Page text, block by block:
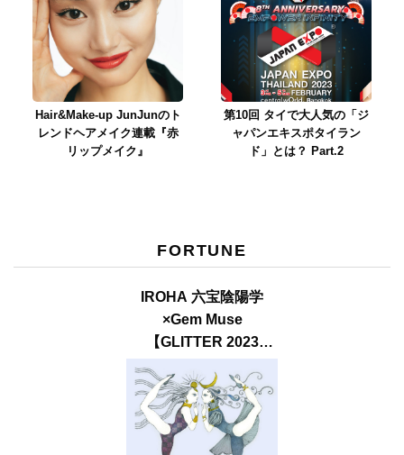
Hair&Make-up JunJunのト
レンドヘアメイク連載『赤
リップメイク』
第10回 タイで大人気の「ジ
ャパンエキスポタイラン
ド」とは？ Part.2
FORTUNE
IROHA 六宝陰陽学
×Gem Muse
【GLITTER 2023
SUMMER issue】